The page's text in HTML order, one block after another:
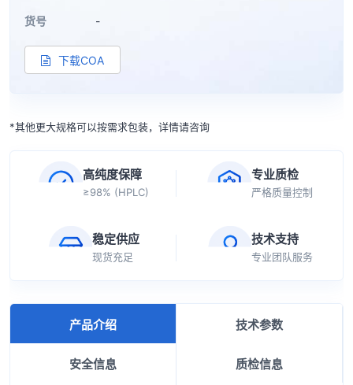
货号 -
下载COA
*其他更大规格可以按需求包装，详情请咨询
高纯度保障
≥98% (HPLC)
专业质检
严格质量控制
稳定供应
现货充足
技术支持
专业团队服务
产品介绍 技术参数
安全信息 质检信息